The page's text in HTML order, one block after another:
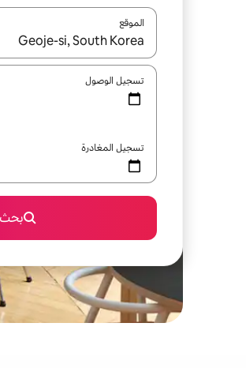
الموقع
عند توفر النتائج، انتقل
تسجيل الوصول
تسجيل المغادرة
بحث